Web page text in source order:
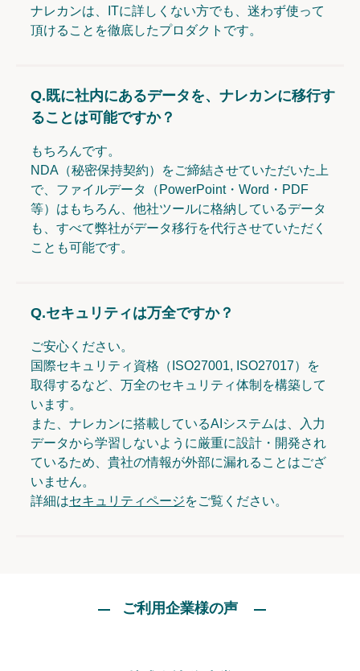
ナレカンは、ITに詳しくない方でも、迷わず使って
頂けることを徹底したプロダクトです。
Q.既に社内にあるデータを、ナレカンに移行す
ることは可能ですか？
もちろんです。
NDA（秘密保持契約）をご締結させていただいた上
で、ファイルデータ（PowerPoint・Word・PDF
等）はもちろん、他社ツールに格納しているデータ
も、すべて弊社がデータ移行を代行させていただく
ことも可能です。
Q.セキュリティは万全ですか？
ご安心ください。
国際セキュリティ資格（ISO27001, ISO27017）を
取得するなど、万全のセキュリティ体制を構築して
います。
また、ナレカンに搭載しているAIシステムは、入力
データから学習しないように厳重に設計・開発され
ているため、貴社の情報が外部に漏れることはござ
いません。
詳細はセキュリティページをご覧ください。
ご利用企業様の声